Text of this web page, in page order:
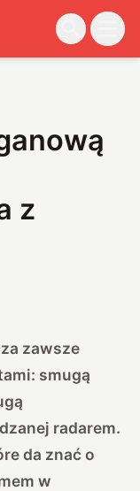
z
zawsze
smugą
radarem.
da znać o
w